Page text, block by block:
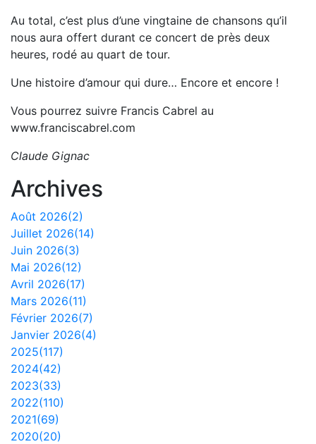
Au total, c’est plus d’une vingtaine de chansons qu’il
nous aura offert durant ce concert de près deux
heures, rodé au quart de tour.
Une histoire d’amour qui dure… Encore et encore !
Vous pourrez suivre Francis Cabrel au
www.franciscabrel.com
Claude Gignac
Archives
Août 2026(2)
Juillet 2026(14)
Juin 2026(3)
Mai 2026(12)
Avril 2026(17)
Mars 2026(11)
Février 2026(7)
Janvier 2026(4)
2025(117)
2024(42)
2023(33)
2022(110)
2021(69)
2020(20)